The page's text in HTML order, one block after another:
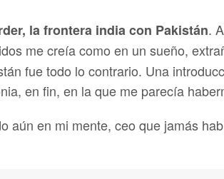
la frontera india con Pakistán.
me creía como en un sueño,
fue todo lo contrario. Una
en fin, en la que me parecía
aún en mi mente, ceo que jamás